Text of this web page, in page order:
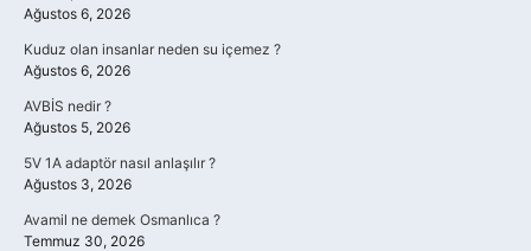
Ağustos 6, 2026
Kuduz olan insanlar neden su içemez ?
Ağustos 6, 2026
AVBİS nedir ?
Ağustos 5, 2026
5V 1A adaptör nasıl anlaşılır ?
Ağustos 3, 2026
Avamil ne demek Osmanlıca ?
Temmuz 30, 2026